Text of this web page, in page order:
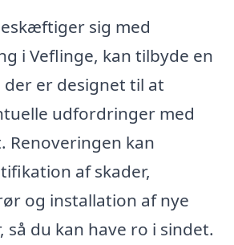
sig med
i Veflinge, kan tilbyde en
er designet til at
udfordringer med
Renoveringen kan
af skader,
og installation af nye
så du kan have ro i sindet.